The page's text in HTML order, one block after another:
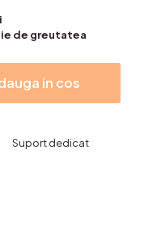
de greutatea
in cos
Suport dedicat